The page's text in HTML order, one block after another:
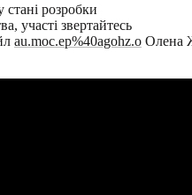
розробки
участі звертайтесь
au.moc.ep%40agohz.o Олена